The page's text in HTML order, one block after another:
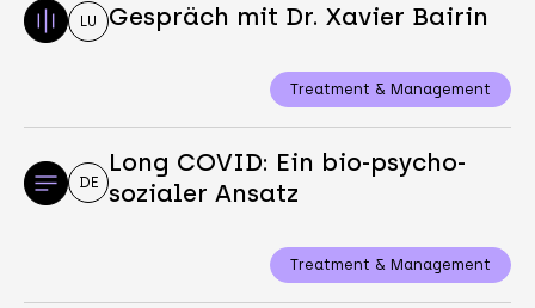
LU Gespräch mit Dr. Xavier Bairin
Treatment & Management
DE
Long COVID: Ein bio-psycho-
sozialer Ansatz
Treatment & Management